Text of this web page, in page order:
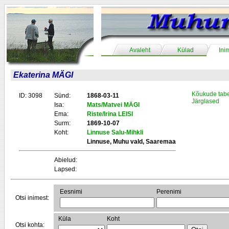
Avaleht Külad
Ekaterina MÄGI
ID: 3098 Sünd:
1868-03-11
Isa:
Mats/Matvei MÄGI
Ema:
Riste/Irina LEISI
Surm:
1869-10-07
Koht:
Linnuse Salu-Mihkli
Linnuse, Muhu vald, Saaremaa
Abielud:
Lapsed:
Kõukude
Järglased
Otsi inimest:
Eesnimi Perenimi
Otsi kohta:
Küla Koht